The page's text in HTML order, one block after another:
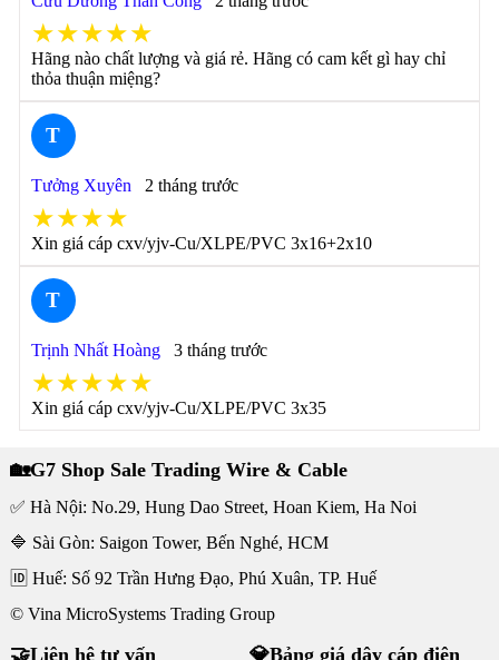
★★★★★
Hãng nào chất lượng và giá rẻ. Hãng có cam kết gì hay chỉ
thỏa thuận miệng?
T
Tưởng Xuyên 2 tháng trước
★★★★
Xin giá cáp cxv/yjv-Cu/XLPE/PVC 3x16+2x10
T
Trịnh Nhất Hoàng 3 tháng trước
★★★★★
Xin giá cáp cxv/yjv-Cu/XLPE/PVC 3x35
🏡G7 Shop Sale Trading Wire & Cable
✅ Hà Nội: No.29, Hung Dao Street, Hoan Kiem, Ha Noi
🔷 Sài Gòn: Saigon Tower, Bến Nghé, HCM
🆔 Huế: Số 92 Trần Hưng Đạo, Phú Xuân, TP. Huế
© Vina MicroSystems Trading Group
🤝Liên hệ tư vấn 💎Bảng giá dây cáp điện